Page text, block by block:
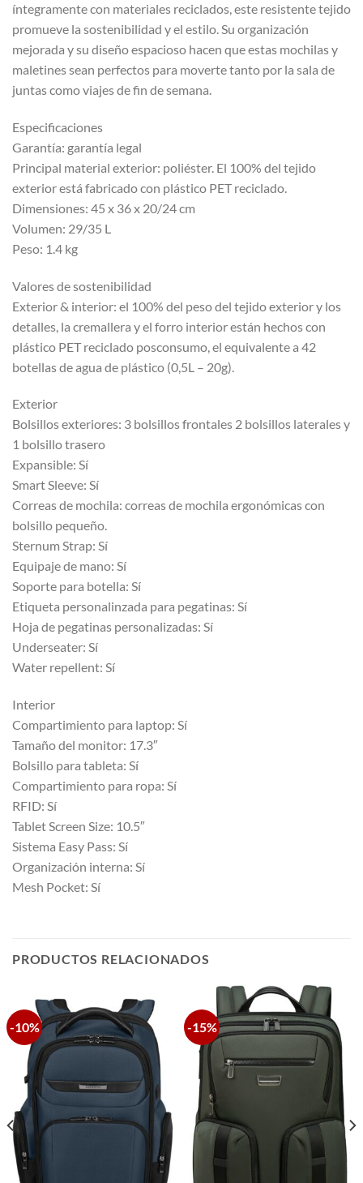
íntegramente con materiales reciclados, este resistente tejido
promueve la sostenibilidad y el estilo. Su organización
mejorada y su diseño espacioso hacen que estas mochilas y
maletines sean perfectos para moverte tanto por la sala de
juntas como viajes de fin de semana.
Especificaciones
Garantía: garantía legal
Principal material exterior: poliéster. El 100% del tejido
exterior está fabricado con plástico PET reciclado.
Dimensiones: 45 x 36 x 20/24 cm
Volumen: 29/35 L
Peso: 1.4 kg
Valores de sostenibilidad
Exterior & interior: el 100% del peso del tejido exterior y los
detalles, la cremallera y el forro interior están hechos con
plástico PET reciclado posconsumo, el equivalente a 42
botellas de agua de plástico (0,5L – 20g).
Exterior
Bolsillos exteriores: 3 bolsillos frontales 2 bolsillos laterales y
1 bolsillo trasero
Expansible: Sí
Smart Sleeve: Sí
Correas de mochila: correas de mochila ergonómicas con
bolsillo pequeño.
Sternum Strap: Sí
Equipaje de mano: Sí
Soporte para botella: Sí
Etiqueta personalinzada para pegatinas: Sí
Hoja de pegatinas personalizadas: Sí
Underseater: Sí
Water repellent: Sí
Interior
Compartimiento para laptop: Sí
Tamaño del monitor: 17.3″
Bolsillo para tableta: Sí
Compartimiento para ropa: Sí
RFID: Sí
Tablet Screen Size: 10.5″
Sistema Easy Pass: Sí
Organización interna: Sí
Mesh Pocket: Sí
PRODUCTOS RELACIONADOS
-10% -15%